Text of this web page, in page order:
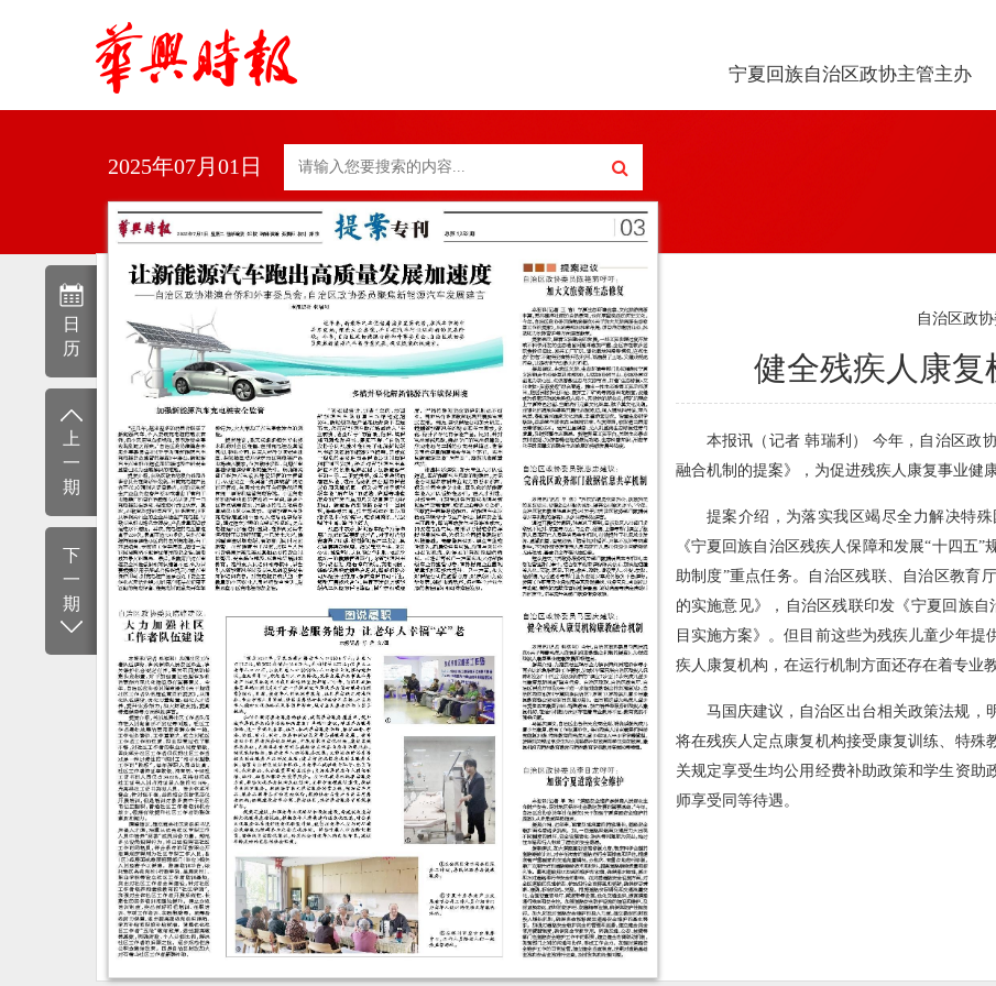
宁夏回族自治区政协主管主办
日
历
上
一
期
下
一
期
2025年07月01日
自治区政
健全残疾人康复
本报讯（记者 韩瑞利） 今年，自治区政
融合机制的提案》，为促进残疾人康复事业健
提案介绍，为落实我区竭尽全力解决特
《宁夏回族自治区残疾人保障和发展“十四五
助制度”重点任务。自治区残联、自治区教育
的实施意见》，自治区残联印发《宁夏回族
目实施方案》。但目前这些为残疾儿童少年
疾人康复机构，在运行机制方面还存在着专业
马国庆建议，自治区出台相关政策法规，
将在残疾人定点康复机构接受康复训练、特殊
关规定享受生均公用经费补助政策和学生资助
师享受同等待遇。